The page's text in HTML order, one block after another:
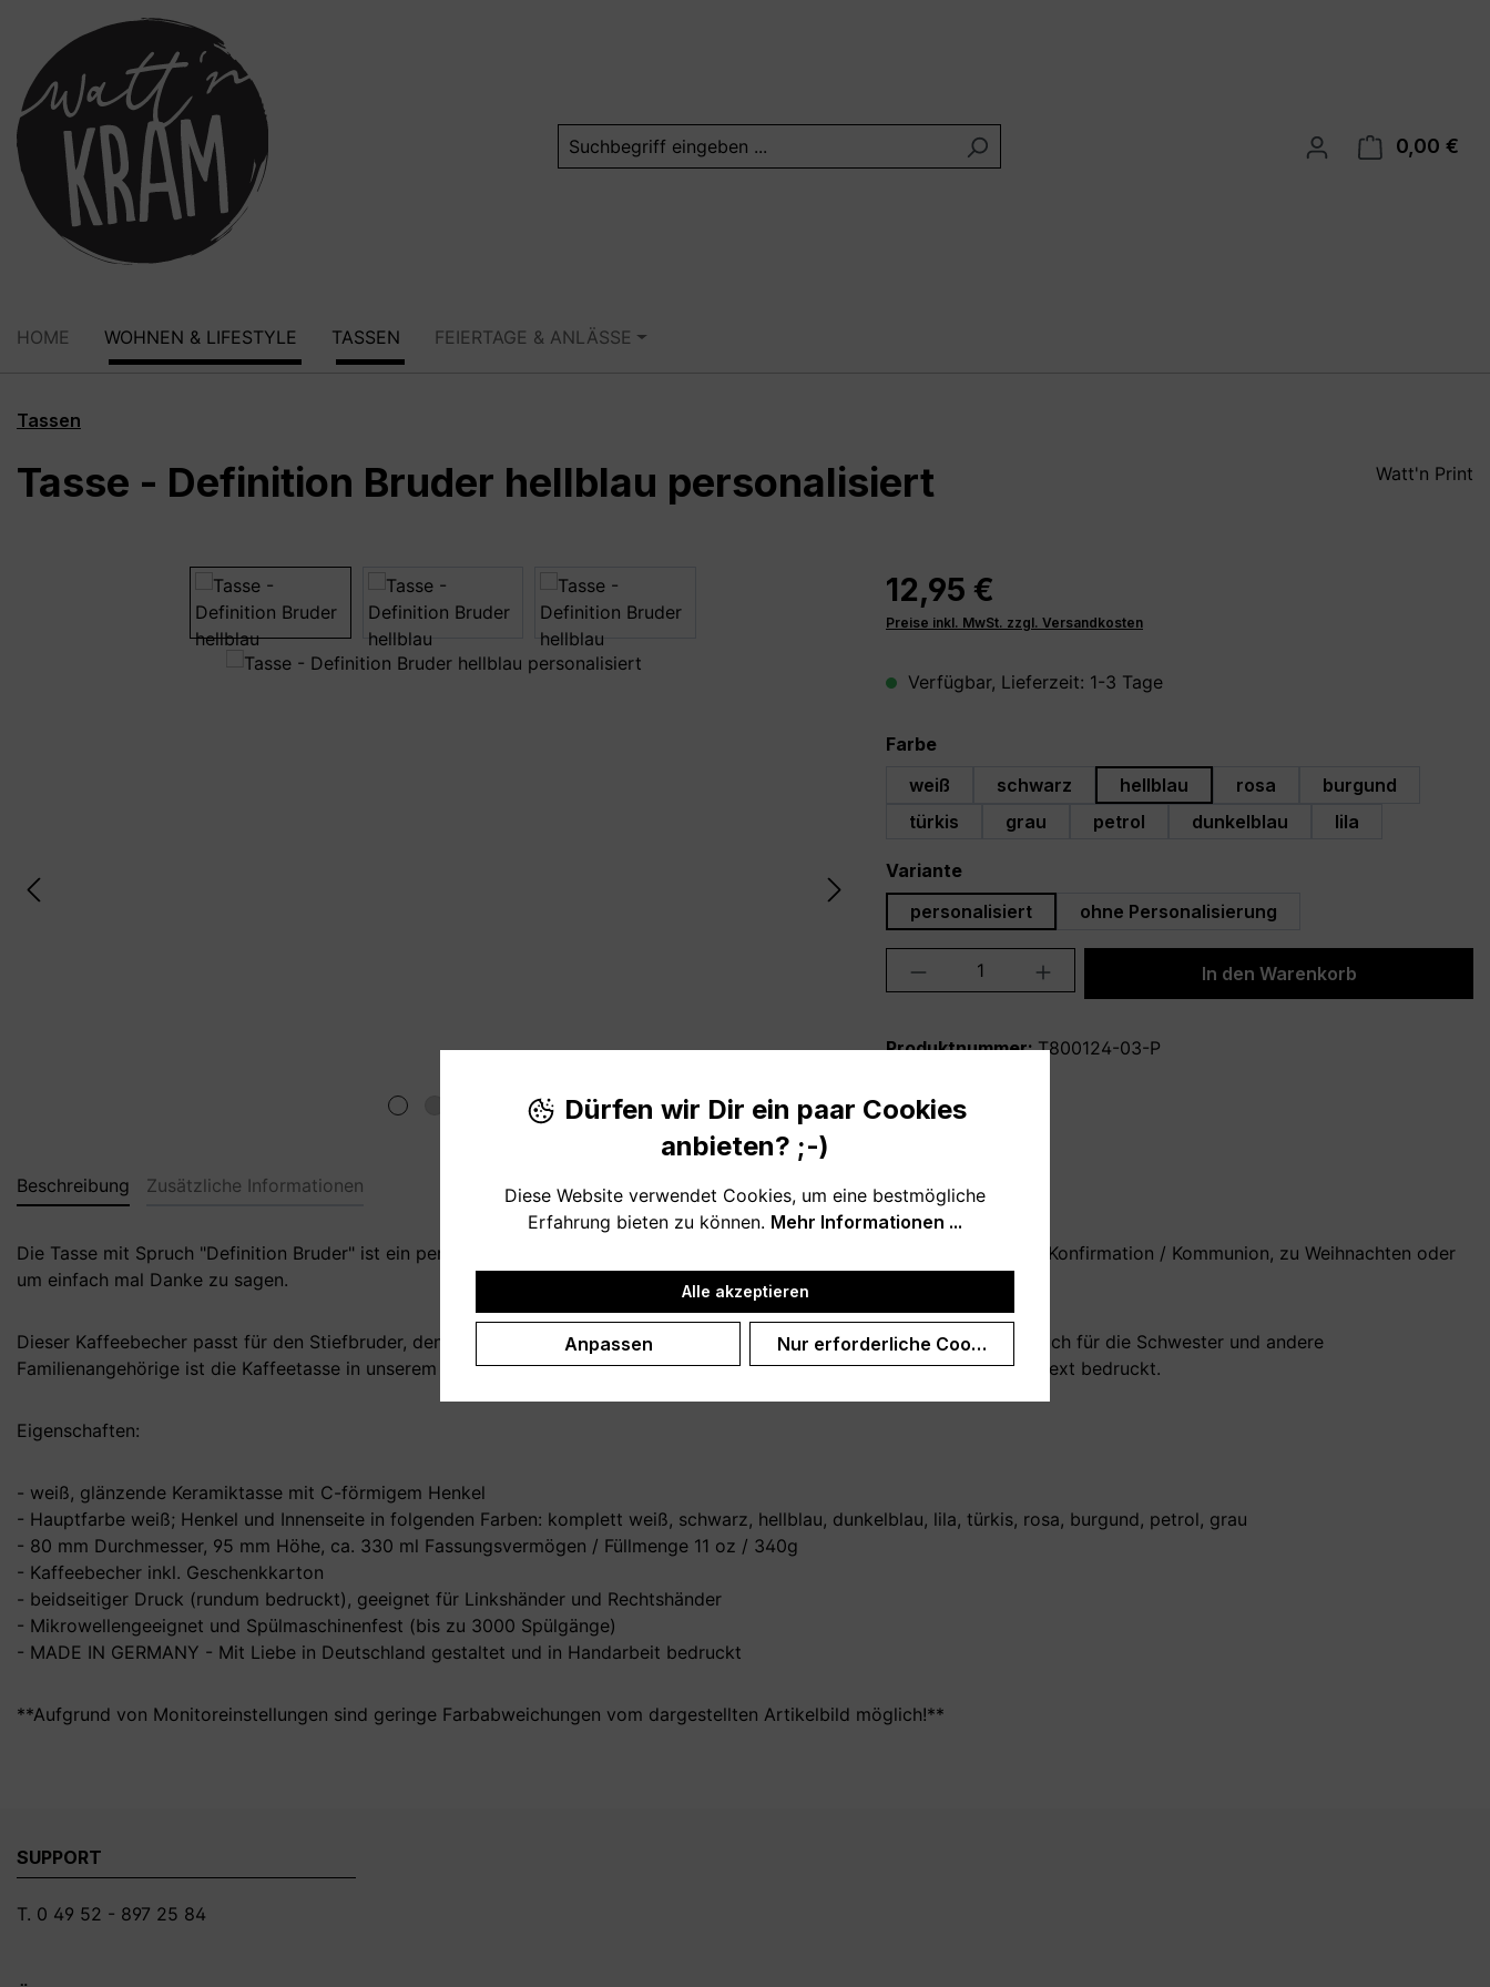
Zur Hauptnavigation springen
0,00 €
HOME WOHNEN & LIFESTYLE TASSEN FEIERTAGE & ANLÄSSE
Tassen
Tasse - Definition Bruder hellblau personalisiert Watt'n Print
Bildergalerie überspringen 12,95 €
Preise inkl. MwSt. zzgl. Versandkosten
Verfügbar, Lieferzeit: 1-3 Tage
Farbeauswählen
weiß
schwarz hellblau rosa
burgund
türkis
grau petrol dunkelblau lila
Varianteauswählen
personalisiert
ohne Personalisierung
Produkt Anzahl: Gib den gewünschten Wert
In den Warenkorb
Produktnummer:T800124-03-P
Beschreibung Zusätzliche Informationen
Die Tasse mit Spruch "Definition Bruder" ist ein persönliches, liebevolles und ausgefallenes Geschenk zum Geburtstag, zur Konfirmation / Kommunion, zu Weihnachten oder
um einfach mal Danke zu sagen.
Dieser Kaffeebecher passt für den Stiefbruder, den großen oder kleinen Bruder. Was wäre denn das Leben ohne Brüder? Auch für die Schwester und andere
Familienangehörige ist die Kaffeetasse in unserem Shop erhältlich! Optional personalisiert mit Wunschnamen oder Wunschtext bedruckt.
Eigenschaften:
- weiß, glänzende Keramiktasse mit C-förmigem Henkel
- Hauptfarbe weiß; Henkel und Innenseite in folgenden Farben: komplett weiß, schwarz, hellblau, dunkelblau, lila, türkis, rosa, burgund, petrol, grau
- 80 mm Durchmesser, 95 mm Höhe, ca. 330 ml Fassungsvermögen / Füllmenge 11 oz / 340g
- Kaffeebecher inkl. Geschenkkarton
- beidseitiger Druck (rundum bedruckt), geeignet für Linkshänder und Rechtshänder
- Mikrowellengeeignet und Spülmaschinenfest (bis zu 3000 Spülgänge)
- MADE IN GERMANY - Mit Liebe in Deutschland gestaltet und in Handarbeit bedruckt
**Aufgrund von Monitoreinstellungen sind geringe Farbabweichungen vom dargestellten Artikelbild möglich!**
SUPPORT
T. 0 49 52 - 897 25 84
Dürfen wir Dir ein paar Cookies
anbieten? ;-)
Diese Website verwendet Cookies, um eine bestmögliche
Erfahrung bieten zu können. Mehr Informationen ...
Alle akzeptieren
Anpassen Nur erforderliche Cookies